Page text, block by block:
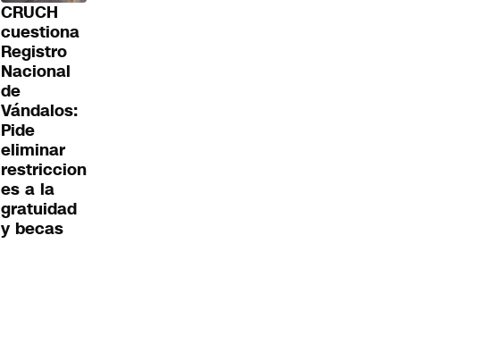
CRUCH
cuestiona
Registro
Nacional
de
Vándalos:
Pide
eliminar
restriccion
es a la
gratuidad
y becas